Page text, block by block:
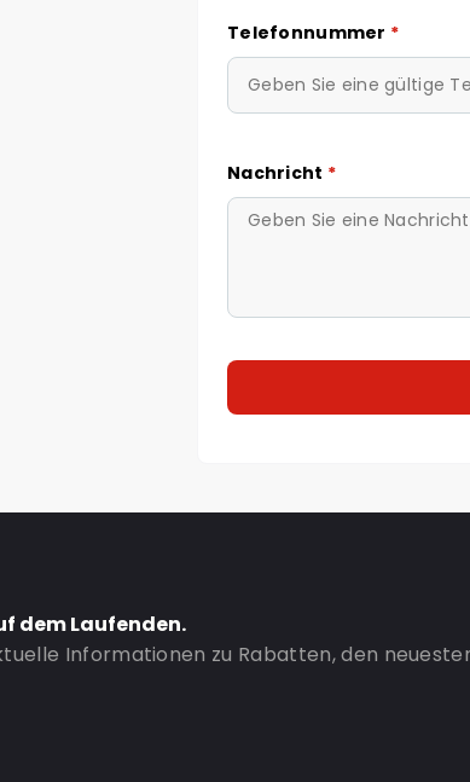
Telefonnummer *
Nachricht *
dem Laufenden.
Informationen zu Rabatten, den